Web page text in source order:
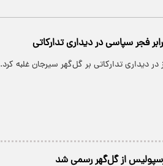
فجر سپاسی در دیداری تدارکاتی
دیداری تدارکاتی بر گل‌گهر سیرجان غلبه کرد.
از گل‌گهر رسمی شد